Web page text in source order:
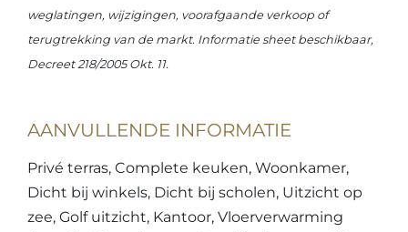
weglatingen, wijzigingen, voorafgaande verkoop of
terugtrekking van de markt. Informatie sheet beschikbaar,
Decreet 218/2005 Okt. 11.
AANVULLENDE INFORMATIE
Privé terras, Complete keuken, Woonkamer,
Dicht bij winkels, Dicht bij scholen, Uitzicht op
zee, Golf uitzicht, Kantoor, Vloerverwarming